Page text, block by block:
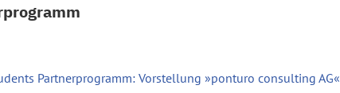
Partnerprogramm: Vorstellung »ponturo consulting AG«